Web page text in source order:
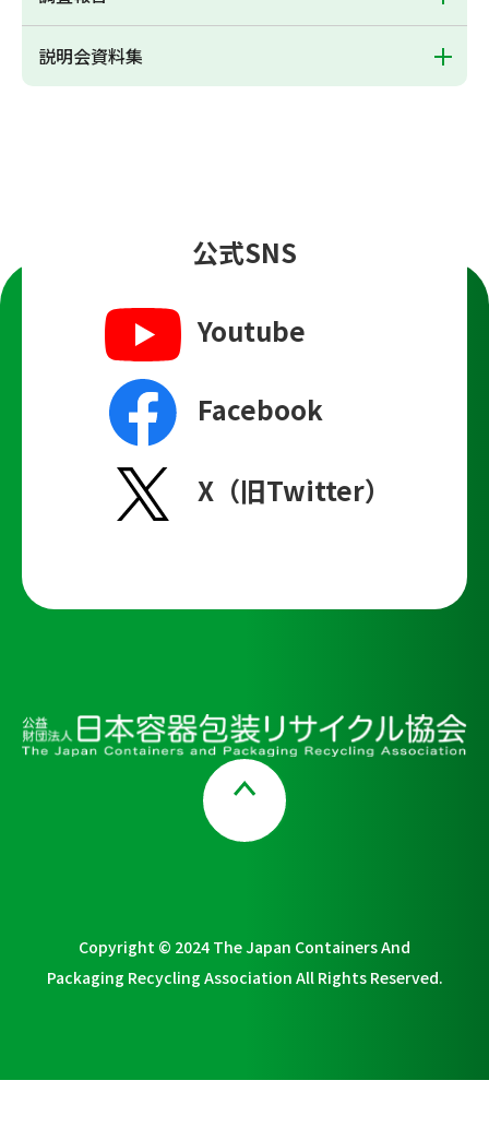
説明会資料集
公式SNS
Youtube
Facebook
X（旧Twitter）
Copyright © 2024 The Japan Containers And
Packaging Recycling Association All Rights Reserved.